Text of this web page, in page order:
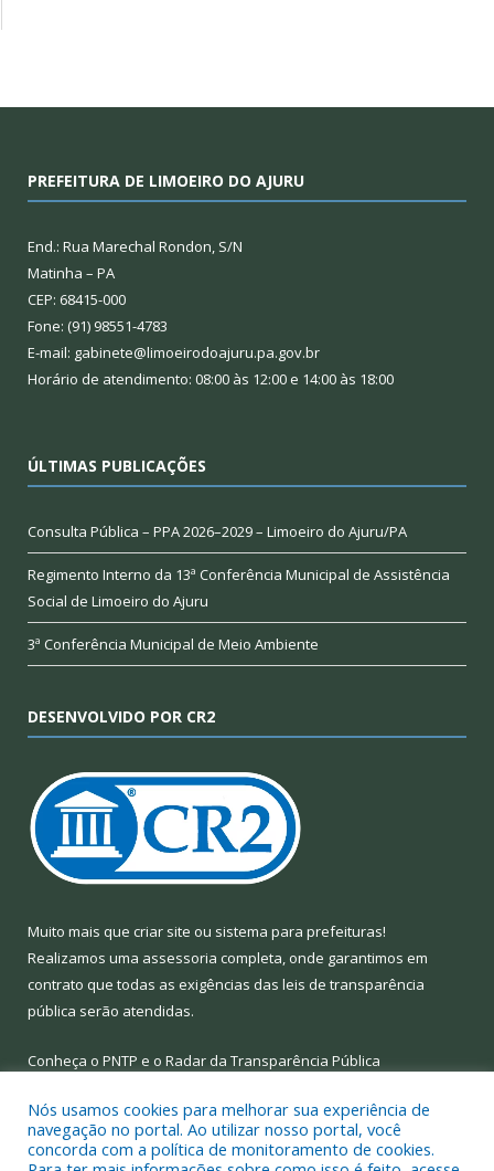
PREFEITURA DE LIMOEIRO DO AJURU
End.: Rua Marechal Rondon, S/N
Matinha – PA
CEP: 68415-000
Fone: (91) 98551-4783
E-mail: gabinete@limoeirodoajuru.pa.gov.br
Horário de atendimento: 08:00 às 12:00 e 14:00 às 18:00
ÚLTIMAS PUBLICAÇÕES
Consulta Pública – PPA 2026–2029 – Limoeiro do Ajuru/PA
Regimento Interno da 13ª Conferência Municipal de Assistência
Social de Limoeiro do Ajuru
3ª Conferência Municipal de Meio Ambiente
DESENVOLVIDO POR CR2
Muito mais que criar site ou sistema para prefeituras!
Realizamos uma assessoria completa, onde garantimos em
contrato que todas as exigências das leis de transparência
pública serão atendidas.
Conheça o PNTP e o Radar da Transparência Pública
Nós usamos cookies para melhorar sua experiência de
navegação no portal. Ao utilizar nosso portal, você
concorda com a política de monitoramento de cookies.